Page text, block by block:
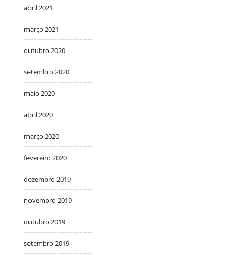
abril 2021
março 2021
outubro 2020
setembro 2020
maio 2020
abril 2020
março 2020
fevereiro 2020
dezembro 2019
novembro 2019
outubro 2019
setembro 2019